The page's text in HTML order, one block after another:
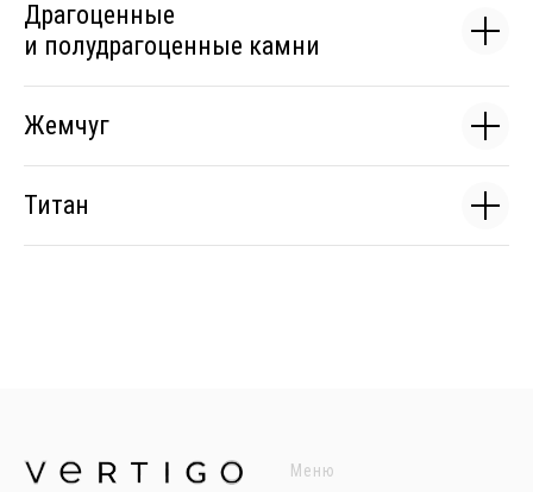
Драгоценные
и полудрагоценные камни
Жемчуг
Титан
Меню